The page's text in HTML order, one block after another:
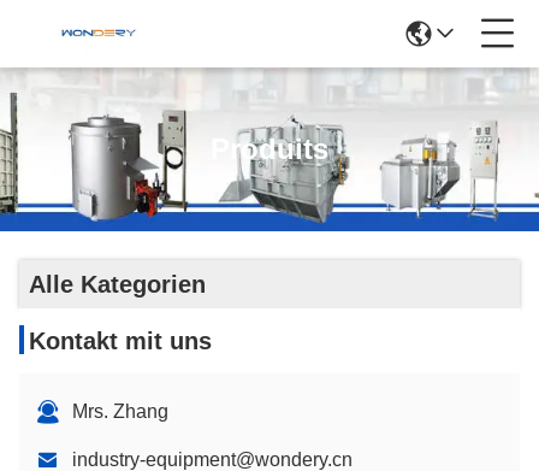
Produits
Alle Kategorien
Kontakt mit uns
Mrs. Zhang
industry-equipment@wondery.cn